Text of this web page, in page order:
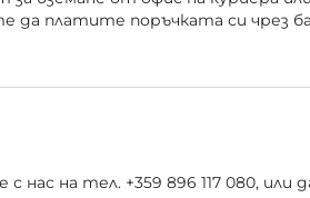
да платите поръчката си чрез
на тел. +359 896 117 080, или